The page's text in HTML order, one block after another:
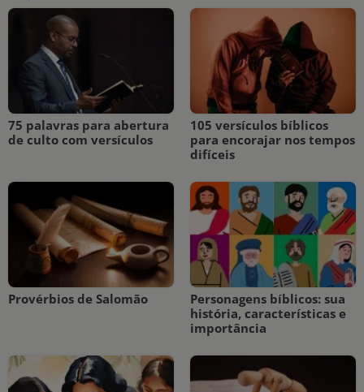
75 palavras para abertura
de culto com versículos
105 versículos bíblicos
para encorajar nos tempos
difíceis
Provérbios de Salomão
Personagens bíblicos: sua
história, características e
importância